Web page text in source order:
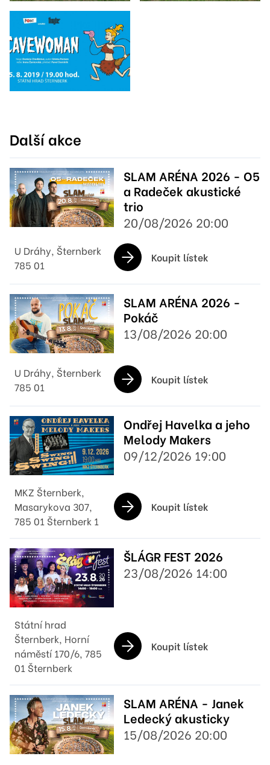
Další akce
SLAM ARÉNA 2026 - O5
a Radeček akustické
trio
20/08/2026 20:00
U Dráhy, Šternberk
785 01
Koupit lístek
SLAM ARÉNA 2026 -
Pokáč
13/08/2026 20:00
U Dráhy, Šternberk
785 01
Koupit lístek
Ondřej Havelka a jeho
Melody Makers
09/12/2026 19:00
MKZ Šternberk,
Masarykova 307,
785 01 Šternberk 1
Koupit lístek
ŠLÁGR FEST 2026
23/08/2026 14:00
Státní hrad
Šternberk, Horní
náměstí 170/6, 785
01 Šternberk
Koupit lístek
SLAM ARÉNA - Janek
Ledecký akusticky
15/08/2026 20:00